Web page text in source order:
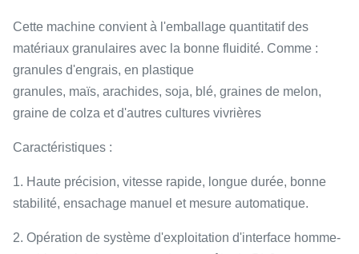
Cette machine convient à l'emballage quantitatif des
matériaux granulaires avec la bonne fluidité. Comme :
granules d'engrais, en plastique
granules, maïs, arachides, soja, blé, graines de melon,
graine de colza et d'autres cultures vivrières
Caractéristiques :
1. Haute précision, vitesse rapide, longue durée, bonne
stabilité, ensachage manuel et mesure automatique.
2. Opération de système d'exploitation d'interface homme-